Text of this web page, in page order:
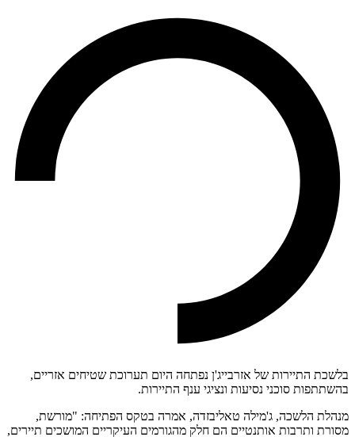
בלשכת התיירות של אזרבייג'ן נפתחה היום תערוכת שטיחים אזריים,
בהשתתפות סוכני נסיעות ונציגי ענף התיירות.
מנהלת הלשכה, ג'מילה טאליבזדה, אמרה בטקס הפתיחה: "מורשת,
מסורת ותרבות אותנטיים הם חלק מהגורמים העיקריים המושכים תיירים,